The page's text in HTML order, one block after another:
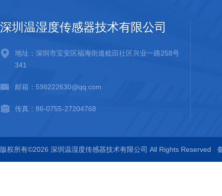
深圳温湿度传感器技术有限公司
地址：深圳市宝安区福海街道稔田社区兴业一路258号
341
邮箱：598222630@qq.com
传真：86-0755-27204768
版权所有©2026 深圳温湿度传感器技术有限公司 All Rights Reserved